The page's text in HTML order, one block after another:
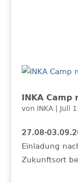
INKA
von INKA Juli
27.08-
Einladung
Zukunftsort